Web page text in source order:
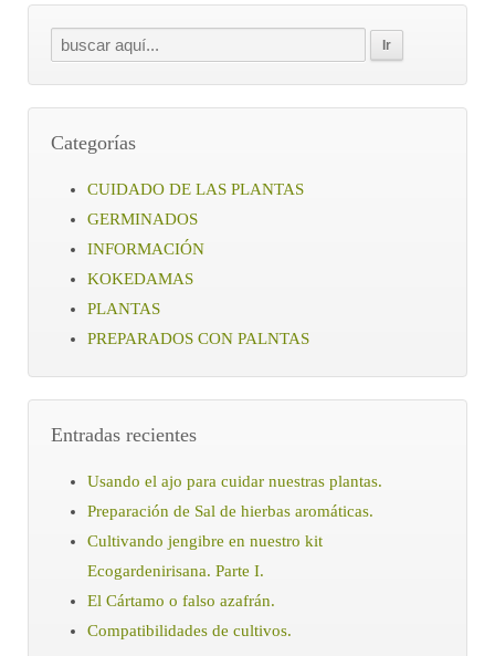
Categorías
CUIDADO DE LAS PLANTAS
GERMINADOS
INFORMACIÓN
KOKEDAMAS
PLANTAS
PREPARADOS CON PALNTAS
Entradas recientes
Usando el ajo para cuidar nuestras plantas.
Preparación de Sal de hierbas aromáticas.
Cultivando jengibre en nuestro kit
Ecogardenirisana. Parte I.
El Cártamo o falso azafrán.
Compatibilidades de cultivos.